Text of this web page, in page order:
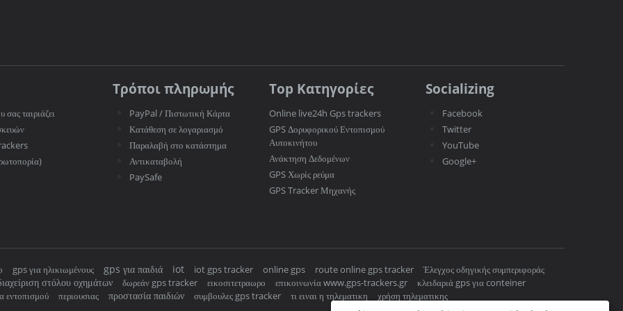
ταιριάζει
Τρόποι πληρωμής
PayPal / Πιστωτική Κάρτα
Κατάθεση σε λογαριασμό
Παραλαβή στο κατάστημα
Αντικαταβολή
PaySafe
Top Κατηγορίες
Online live24h Gps trackers
GPS Δορυφορικού Εντοπισμού
Αυτοκινήτου
Ανάκτηση Δεδομένων
GPS Χωρίς ρεύμα
GPS Tracker Μηχανής
Socializing
Facebook
Twitter
YouTube
Google+
gps για ηλικιωμένους gps για παιδιά iot iot gps tracker online gps route online gps tracker Έλεγχος οδηγικής συμπεριφοράς
στόλου οχημάτων δωρεάν gps tracker εικοσιτετραωρο επικοινωνία www.gps-trackers.gr
κλειδαριά gps για conteiner
εντοπισμού
περιουσιας προστασία παιδιών συμβουλες gps tracker τι ειναι η τηλεματικη χρήση τηλεματικης